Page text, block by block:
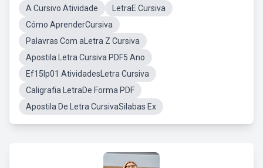
A Cursivo Atividade
LetraE Cursiva
Cómo AprenderCursiva
Palavras Com aLetra Z Cursiva
Apostila Letra Cursiva PDF5 Ano
Ef15lp01 AtividadesLetra Cursiva
Caligrafia LetraDe Forma PDF
Apostila De Letra CursivaSilabas Ex